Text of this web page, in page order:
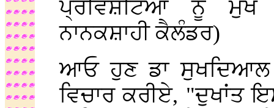
ਪ੍ਰਵਿਸ਼ਟਿਆਂ ਨੂੰ ਮੁਖ
ਨਾਨਕਸ਼ਾਹੀ ਕੈਲੰਡਰ)
ਆਓ ਹੁਣ ਡਾ
ਵਿਚਾਰ ਕਰੀਏ, "ਦੁਖਾਂਤ